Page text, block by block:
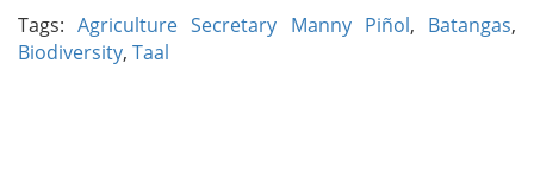
Tags:Agriculture Secretary Manny Piñol, Batangas,
Biodiversity, Taal